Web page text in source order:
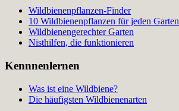
Wildbienenpflanzen-Finder
10 Wildbienenpflanzen für jeden Garten
Wildbienengerechter Garten
Nisthilfen, die funktionieren
Kennnenlernen
Was ist eine Wildbiene?
Die häufigsten Wildbienenarten